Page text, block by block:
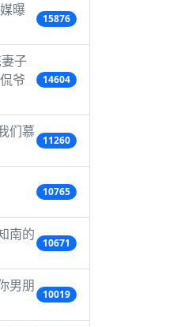
曝
15876
子
爷
14604
们慕
11260
10765
南的
10671
男朋
10019